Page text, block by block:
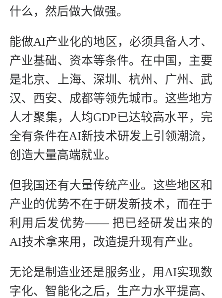
什么，然后做大做强。
能做AI产业化的地区，必须具备人才、
产业基础、资本等条件。在中国，主要
是北京、上海、深圳、杭州、广州、武
汉、西安、成都等领先城市。这些地方
人才聚集，人均GDP已达较高水平，完
全有条件在AI新技术研发上引领潮流，
创造大量高端就业。
但我国还有大量传统产业。这些地区和
产业的优势不在于研发新技术，而在于
利用后发优势—— 把已经研发出来的
AI技术拿来用，改造提升现有产业。
无论是制造业还是服务业，用AI实现数
字化、智能化之后，生产力水平提高、